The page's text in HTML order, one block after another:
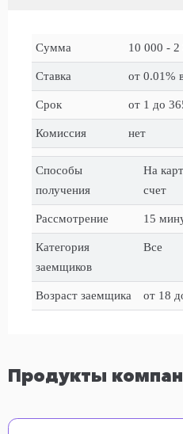
Сумма 10 000 - 2
Ставка от 0.01%
Срок от 1 до
Комиссия нет
Способы
получения
На
счет
Рассмотрение 15
Категория
заемщиков
Все
Возраст заемщика от 18
Продукты